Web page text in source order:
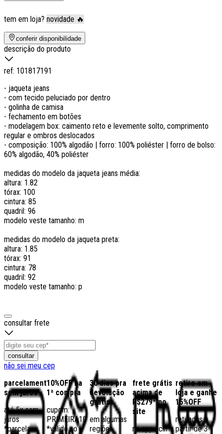
tem em loja? novidade 🔥
conferir disponibilidade
descrição do produto
ref: 101817191
- jaqueta jeans
- com tecido peluciado por dentro
- golinha de camisa
- fechamento em botões
- modelagem box: caimento reto e levemente solto, comprimento
regular e ombros deslocados
- composição: 100% algodão | forro: 100% poliéster | forro de bolso:
60% algodão, 40% poliéster
medidas do modelo da jaqueta jeans média:
altura: 1.82
tórax: 100
cintura: 85
quadril: 96
modelo veste tamanho: m
medidas do modelo da jaqueta preta:
altura: 1.85
tórax: 91
cintura: 78
quadril: 92
modelo veste tamanho: p
consultar frete
consultar
não sei meu cep
parcelamento
sem juros
até 5x sem
juros
*parcela
10%OFF na
1ª compra
cupom:
PRIMEIRA10
*válido no
30 dias pra
devolução
grátis
em algumas
regiões,
frete grátis
acima de
R$279* no
site
no app acima
retire em
loja e ganhe
15%OFF
retiradas a
partir de 3